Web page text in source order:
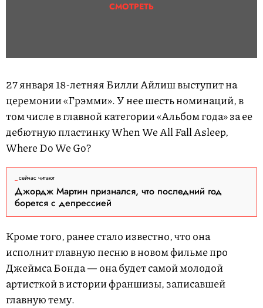
СМОТРЕТЬ
27 января 18-летняя Билли Айлиш выступит на
церемонии «Грэмми». У нее шесть номинаций, в
том числе в главной категории «Альбом года» за ее
дебютную пластинку When We All Fall Asleep,
Where Do We Go?
сейчас читают
Джордж Мартин признался, что последний год
борется с депрессией
Кроме того, ранее стало известно, что она
исполнит главную песню в новом фильме про
Джеймса Бонда — она будет самой молодой
артисткой в истории франшизы, записавшей
главную тему.